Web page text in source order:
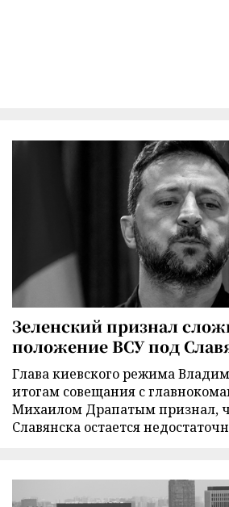
Зеленский признал
положение ВСУ под
Глава киевского режима
итогам совещания с
Михаилом Драпатым признал,
Славянска остается